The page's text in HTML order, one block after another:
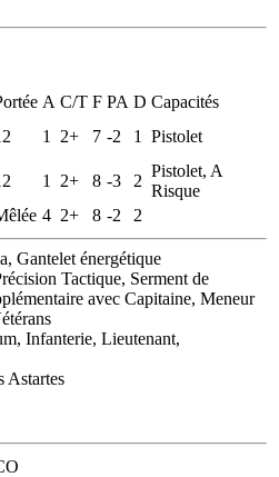
A C/T F PA D Capacités
1 2+ 7 -2 1
Pistolet
1 2+ 8 -3 2
Pistolet, A
Risque
4 2+ 8 -2 2
Gantelet énergétique
Tactique, Serment de
avec Capitaine, Meneur
Infanterie, Lieutenant,
Astartes